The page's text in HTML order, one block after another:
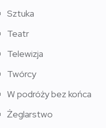
Sztuka
Teatr
Telewizja
Twórcy
W podróży bez końca
Żeglarstwo